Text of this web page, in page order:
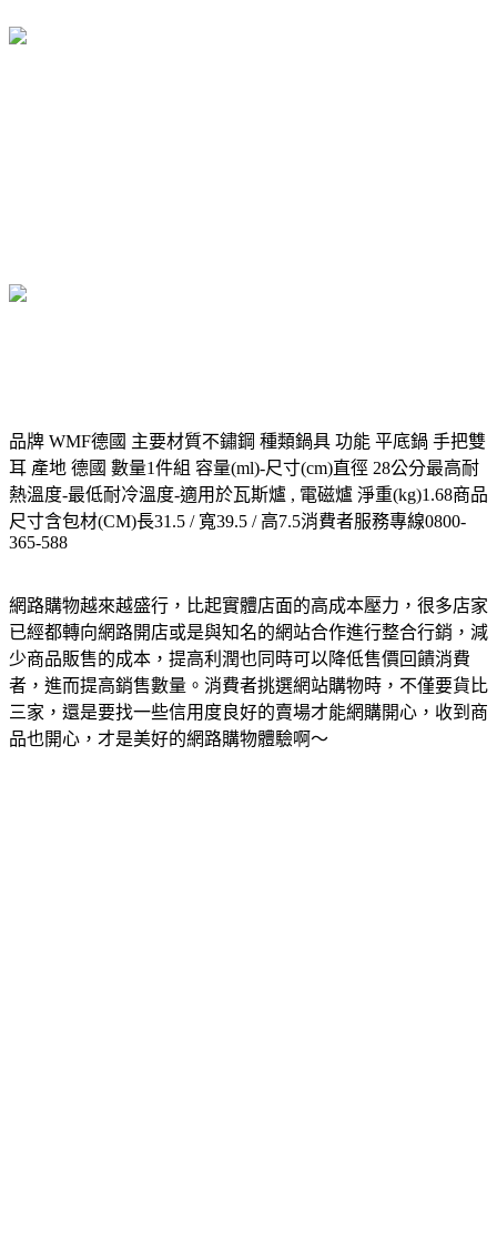
品牌 WMF德國 主要材質不鏽鋼 種類鍋具 功能 平底鍋 手把雙
耳 產地 德國 數量1件組 容量(ml)-尺寸(cm)直徑 28公分最高耐
熱溫度-最低耐冷溫度-適用於瓦斯爐 , 電磁爐 淨重(kg)1.68商品
尺寸含包材(CM)長31.5 / 寬39.5 / 高7.5消費者服務專線0800-
365-588
網路購物越來越盛行，比起實體店面的高成本壓力，很多店家
已經都轉向網路開店或是與知名的網站合作進行整合行銷，減
少商品販售的成本，提高利潤也同時可以降低售價回饋消費
者，進而提高銷售數量。消費者挑選網站購物時，不僅要貨比
三家，還是要找一些信用度良好的賣場才能網購開心，收到商
品也開心，才是美好的網路購物體驗啊～